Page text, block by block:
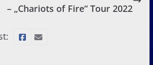
– „Chariots of Fire“ Tour 2022